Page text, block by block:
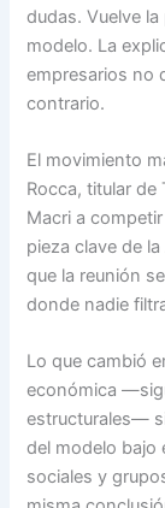
dudas. Vuelve
modelo. La
empresarios no
contrario.
El movimiento
Rocca, titular de
Macri a
pieza clave de
que la reunión
donde nadie
Lo que cambió
económica
estructurales—
del modelo bajo
sociales y